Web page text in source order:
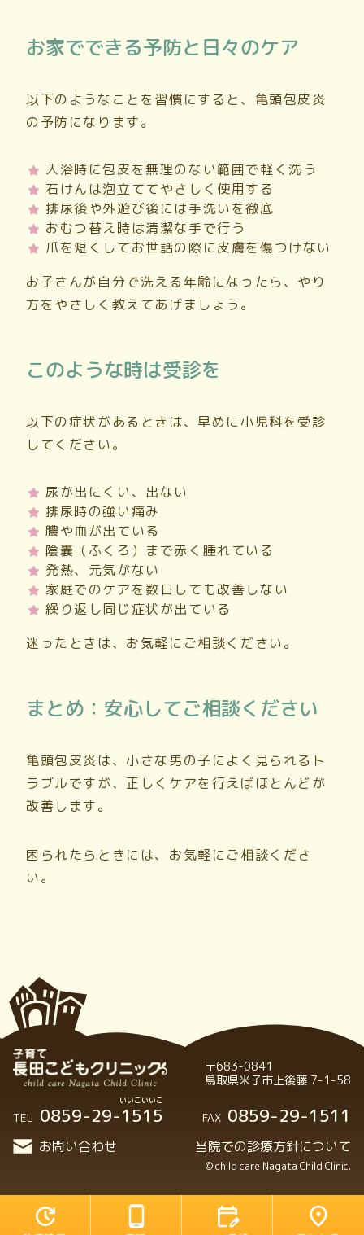
お家でできる予防と日々のケア
以下のようなことを習慣にすると、亀頭包皮炎
の予防になります。
入浴時に包皮を無理のない範囲で軽く洗う
石けんは泡立ててやさしく使用する
排尿後や外遊び後には手洗いを徹底
おむつ替え時は清潔な手で行う
爪を短くしてお世話の際に皮膚を傷つけない
お子さんが自分で洗える年齢になったら、やり
方をやさしく教えてあげましょう。
このような時は受診を
以下の症状があるときは、早めに小児科を受診
してください。
尿が出にくい、出ない
排尿時の強い痛み
膿や血が出ている
陰嚢（ふくろ）まで赤く腫れている
発熱、元気がない
家庭でのケアを数日しても改善しない
繰り返し同じ症状が出ている
迷ったときは、お気軽にご相談ください。
まとめ：安心してご相談ください
亀頭包皮炎は、小さな男の子によく見られるト
ラブルですが、正しくケアを行えばほとんどが
改善します。
困られたらときには、お気軽にご相談くださ
い。
〒683-0841
鳥取県米子市上後藤 7-1-58
TEL 0859-29-1515 FAX 0859-29-1511
お問い合わせ 当院での診療方針について
© child care Nagata Child Clinic.